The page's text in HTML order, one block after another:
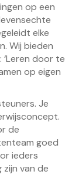
op een
elke
Wij bieden
door te
op eigen
Je
de
goed
ieders
van de